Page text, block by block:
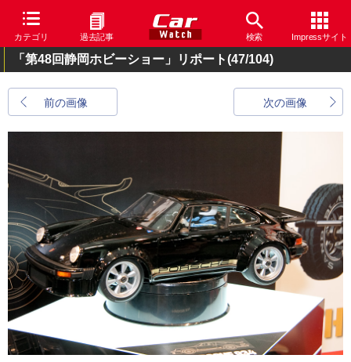
カテゴリ 過去記事 検索 Impressサイト
「第48回静岡ホビーショー」リポート(47/104)
前の画像 次の画像